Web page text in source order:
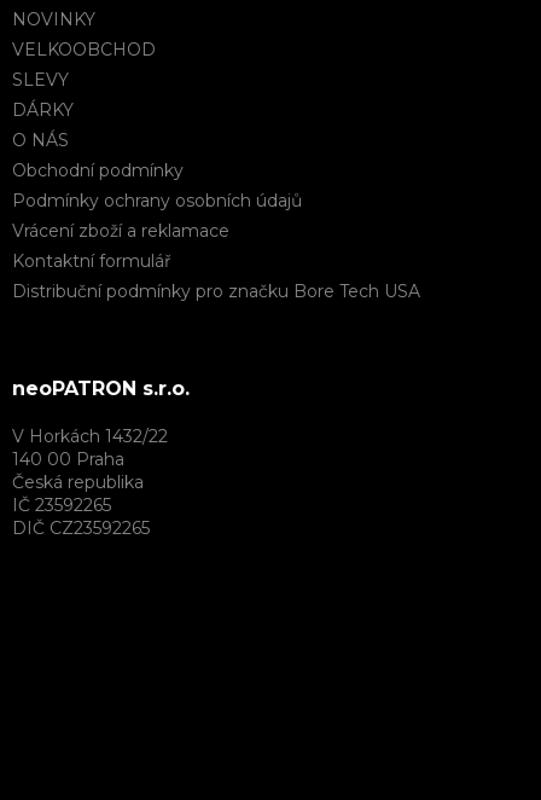
NOVINKY
VELKOOBCHOD
SLEVY
DÁRKY
O NÁS
Obchodní podmínky
Podmínky ochrany osobních údajů
Vrácení zboží a reklamace
Kontaktní formulář
Distribuční podmínky pro značku Bore Tech USA
neoPATRON s.r.o.
V Horkách 1432/22
140 00 Praha
Česká republika
IČ 23592265
DIČ CZ23592265